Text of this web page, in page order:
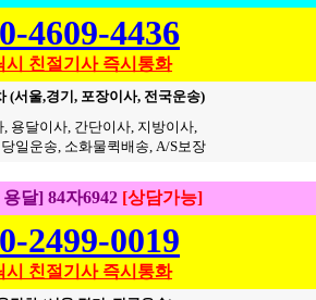
4609-4436
시 친절기사 즉시통화
(서울,경기, 포장이사, 전국운송)
, 용달이사, 간단이사, 지방이사,
일운송, 소화물퀵배송, A/S보장
달] 84자6942 [상담가능]
2499-0019
시 친절기사 즉시통화